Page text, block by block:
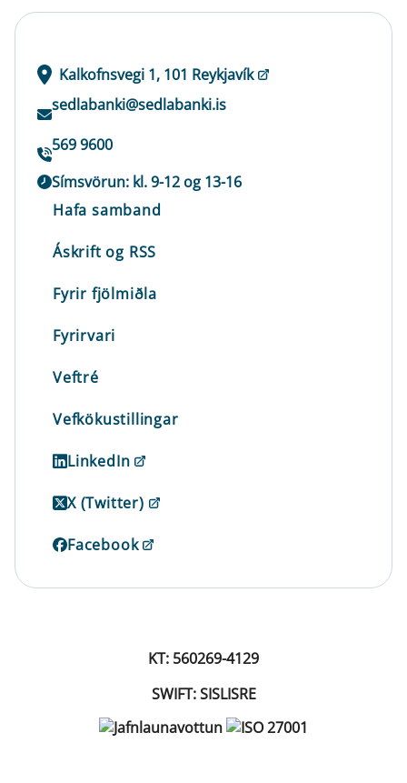
Kalkofnsvegi 1, 101 Reykjavík
sedlabanki@sedlabanki.is
569 9600
Símsvörun: kl. 9-12 og 13-16
Hafa samband
Áskrift og RSS
Fyrir fjölmiðla
Fyrirvari
Veftré
Vefkökustillingar
LinkedIn
X (Twitter)
Facebook
KT: 560269-4129
SWIFT: SISLISRE